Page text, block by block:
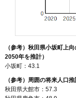
（参考）秋田県小坂町上
2050年を推計）
小坂町：43.1
（参考）周囲の将来人口
秋田県大館市：57.3